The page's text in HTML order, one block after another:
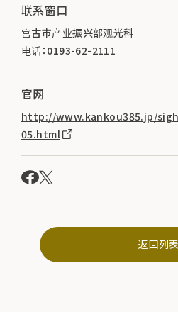
联系窗口
宫古市产业振兴部观光科
电话：0193-62-2111
官网
http://www.kankou385.jp/
05.html
返回列表